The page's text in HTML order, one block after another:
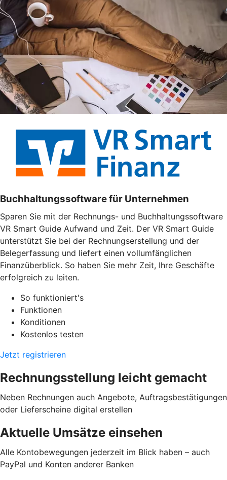
Buchhaltungssoftware für Unternehmen
Sparen Sie mit der Rechnungs- und Buchhaltungssoftware
VR Smart Guide Aufwand und Zeit. Der VR Smart Guide
unterstützt Sie bei der Rechnungserstellung und der
Belegerfassung und liefert einen vollumfänglichen
Finanzüberblick. So haben Sie mehr Zeit, Ihre Geschäfte
erfolgreich zu leiten.
So funktioniert's
Funktionen
Konditionen
Kostenlos testen
Jetzt registrieren
Rechnungsstellung leicht gemacht
Neben Rechnungen auch Angebote, Auftragsbestätigungen
oder Lieferscheine digital erstellen
Aktuelle Umsätze einsehen
Alle Kontobewegungen jederzeit im Blick haben – auch
PayPal und Konten anderer Banken